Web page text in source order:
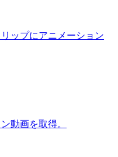
ップにアニメーション
動画を取得。